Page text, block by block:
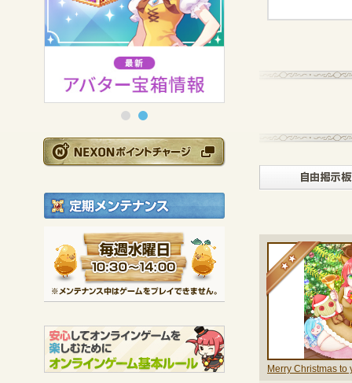
毎週水曜日 10:30
※メンテナンス中は
Merry Christmas to
★★